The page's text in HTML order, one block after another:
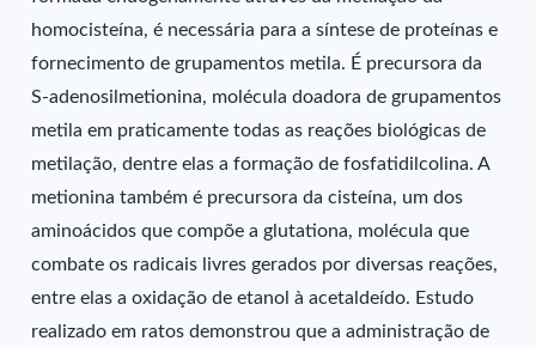
homocisteína, é necessária para a síntese de proteínas e
fornecimento de grupamentos metila. É precursora da
S-adenosilmetionina, molécula doadora de grupamentos
metila em praticamente todas as reações biológicas de
metilação, dentre elas a formação de fosfatidilcolina. A
metionina também é precursora da cisteína, um dos
aminoácidos que compõe a glutationa, molécula que
combate os radicais livres gerados por diversas reações,
entre elas a oxidação de etanol à acetaldeído. Estudo
realizado em ratos demonstrou que a administração de